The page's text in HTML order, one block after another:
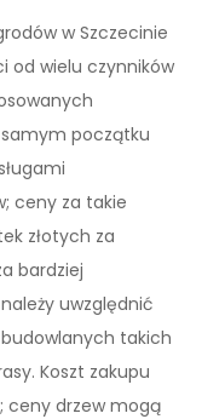
w Szczecinie
od wielu czynników
samym początku
ceny za takie
złotych za
bardziej
uwzględnić
takich
Koszt zakupu
ceny drzew mogą